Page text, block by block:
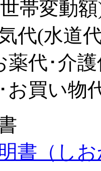
帯変動
代(水道
薬代･介
お買い物
書（し